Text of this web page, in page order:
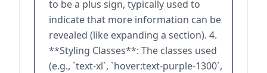
to be a plus sign, typically used to
indicate that more information can be
revealed (like expanding a section). 4.
**Styling Classes**: The classes used
(e.g., `text-xl`, `hover:text-purple-1300`,